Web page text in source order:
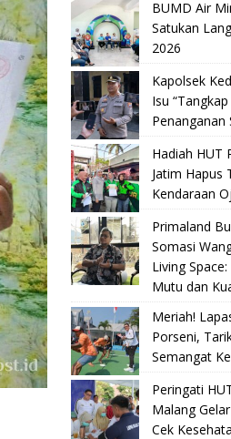
BUMD Air
Satukan
2026
Kapolsek
Isu
Penanganan
Hadiah HUT
Jatim Hapus
Kendaraan
Primaland
Somasi
Living
Mutu dan
Meriah!
Porseni,
Semangat
Peringati
Malang
Cek